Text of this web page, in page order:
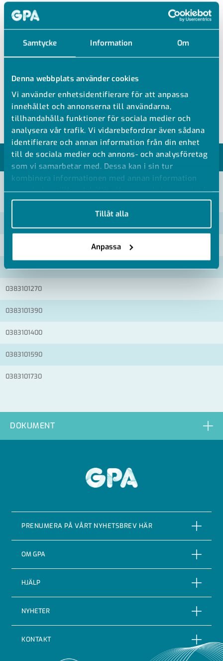
Samtycke Information Om
Denna webbplats använder cookies
Vi använder enhetsidentifierare för att anpassa
innehållet och annonserna till användarna,
tillhandahålla funktioner för sociala medier och
analysera vår trafik. Vi vidarebefordrar även sådana
identifierare och annan information från din enhet
till de sociala medier och annons- och analysföretag
som vi samarbetar med. Dessa kan i sin tur
kombinera informationen med annan information
som du har tillhandahållit eller som de har samlat in
när du har använt deras tjänster.
Tillåt alla
Anpassa
SO83121
MÄSSING T-RÖR UTV GÄNGA
FÖRNICKLAD
Utvändig gänga
MODELLER
0383101170
0383101270
0383101390
0383101400
0383101590
0383101730
DOKUMENT
PRENUMERA PÅ VÅRT NYHETSBREV HÄR
OM GPA
Om företaget
Vår Historia
Code of conduct
HJÄLP
Reklamationer
Returer
NYHETER
Nyheter
KONTAKT